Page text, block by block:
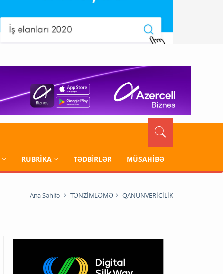
RUBRİKA TƏDBİRLƏR MÜSAHİBƏ
Ana Səhifə TƏNZİMLƏMƏ QANUNVERİCİLİK